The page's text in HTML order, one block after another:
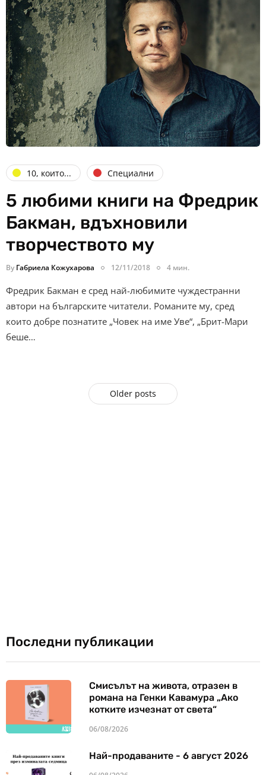
10, които... Специални
5 любими книги на Фредрик
Бакман, вдъхновили
творчеството му
By Габриела Кожухарова 12/11/2018 4 мин.
Фредрик Бакман е сред най-любимите чуждестранни
автори на българските читатели. Романите му, сред
които добре познатите „Човек на име Уве“, „Брит-Мари
беше…
Older posts
Последни публикации
Смисълът на живота, отразен в
романа на Генки Кавамура „Ако
котките изчезнат от света“
06/08/2026
Най-продаваните - 6 август 2026